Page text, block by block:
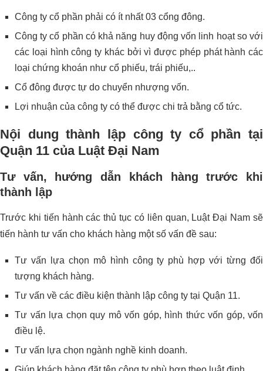
Công ty cổ phần phải có ít nhất 03 cổng đông.
Công ty cổ phần có khả năng huy động vốn linh hoạt so với
các loại hình công ty khác bởi vì được phép phát hành các
loại chứng khoán như cổ phiếu, trái phiếu,..
Cổ đông được tự do chuyển nhượng vốn.
Lợi nhuận của công ty có thể được chi trả bằng cổ tức.
Nội dung thành lập công ty cổ phần tại
Quận 11 của Luật Đại Nam
Tư vấn, hướng dẫn khách hàng trước khi
thành lập
Trước khi tiến hành các thủ tục có liên quan, Luật Đại Nam sẽ
tiến hành tư vấn cho khách hàng một số vấn đề sau:
Tư vấn lựa chọn mô hình công ty phù hợp với từng đối
tượng khách hàng.
Tư vấn về các điều kiện thành lập công ty tại Quận 11.
Tư vấn lựa chọn quy mô vốn góp, hình thức vốn góp, vốn
điều lệ.
Tư vấn lựa chọn ngành nghề kinh doanh.